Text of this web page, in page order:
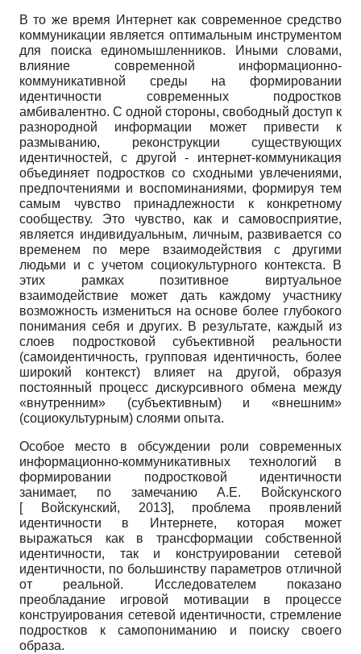
В то же время Интернет как современное средство
коммуникации является оптимальным инструментом
для поиска единомышленников. Иными словами,
влияние современной информационно-
коммуникативной среды на формировании
идентичности современных подростков
амбивалентно. С одной стороны, свободный доступ к
разнородной информации может привести к
размыванию, реконструкции существующих
идентичностей, с другой - интернет-коммуникация
объединяет подростков со сходными увлечениями,
предпочтениями и воспоминаниями, формируя тем
самым чувство принадлежности к конкретному
сообществу. Это чувство, как и самовосприятие,
является индивидуальным, личным, развивается со
временем по мере взаимодействия с другими
людьми и с учетом социокультурного контекста. В
этих рамках позитивное виртуальное
взаимодействие может дать каждому участнику
возможность измениться на основе более глубокого
понимания себя и других. В результате, каждый из
слоев подростковой субъективной реальности
(самоидентичность, групповая идентичность, более
широкий контекст) влияет на другой, образуя
постоянный процесс дискурсивного обмена между
«внутренним» (субъективным) и «внешним»
(социокультурным) слоями опыта.
Особое место в обсуждении роли современных
информационно-коммуникативных технологий в
формировании подростковой идентичности
занимает, по замечанию А.Е. Войскунского
[Войскунский, 2013], проблема проявлений
идентичности в Интернете, которая может
выражаться как в трансформации собственной
идентичности, так и конструировании сетевой
идентичности, по большинству параметров отличной
от реальной. Исследователем показано
преобладание игровой мотивации в процессе
конструирования сетевой идентичности, стремление
подростков к самопониманию и поиску своего
образа.